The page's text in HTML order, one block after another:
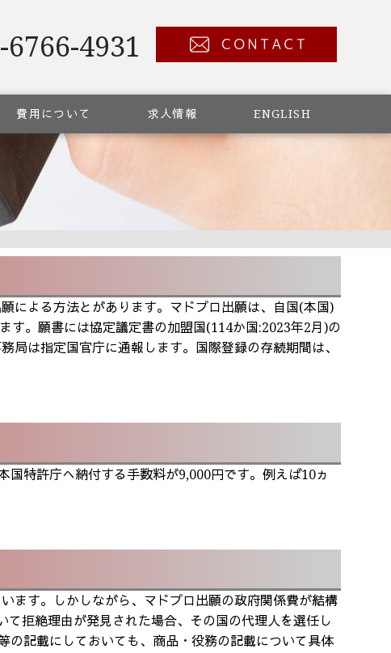
6766-4931
費用について 求人情報 ENGLISH
よる方法とがあります。マドプロ出願は、自国(本国)
す。願書には協定議定書の加盟国(114か国:2023年2月)の
は指定国官庁に通報します。国際登録の存続期間は、
特許庁へ納付する手数料が9,000円です。例えば10ヵ
ます。しかしながら、マドプロ出願の政府関係費が結構
拒絶理由が発見された場合、その国の代理人を選任し
の記載にしておいても、商品・役務の記載について具体